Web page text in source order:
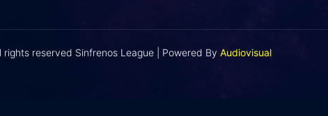
reserved Sinfrenos League | Powered By Audiovisual